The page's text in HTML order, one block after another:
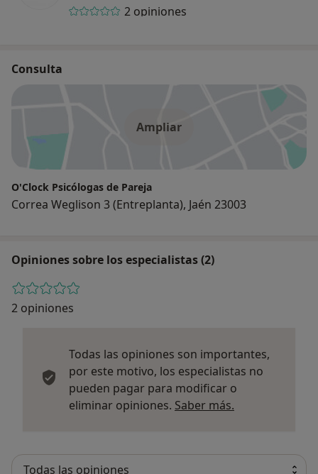
2 opiniones
Consulta
Ampliar
O'Clock Psicólogas de Pareja
Correa Weglison 3 (Entreplanta), Jaén 23003
Opiniones sobre los especialistas (2)
2 opiniones
Todas las opiniones son importantes,
por este motivo, los especialistas no
pueden pagar para modificar o
eliminar opiniones. Saber más.